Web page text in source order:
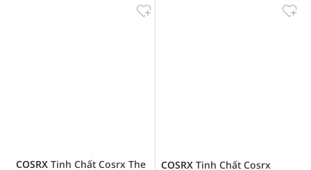
COSRX Tinh Chất Cosrx The COSRX Tinh Chất Cosrx